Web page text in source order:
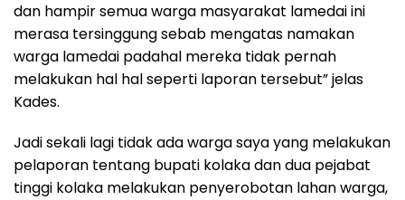
dan hampir semua warga masyarakat lamedai ini
merasa tersinggung sebab mengatas namakan
warga lamedai padahal mereka tidak pernah
melakukan hal hal seperti laporan tersebut” jelas
Kades.
Jadi sekali lagi tidak ada warga saya yang melakukan
pelaporan tentang bupati kolaka dan dua pejabat
tinggi kolaka melakukan penyerobotan lahan warga,